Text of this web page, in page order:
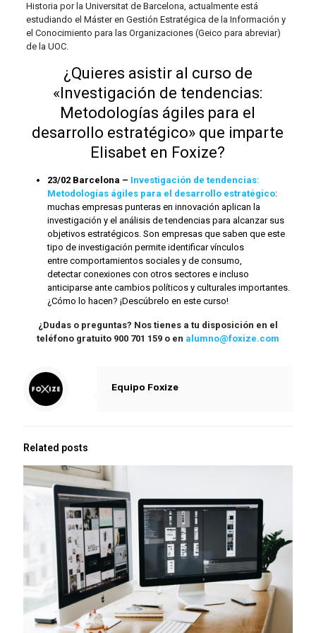
Historia por la Universitat de Barcelona, actualmente está
estudiando el Máster en Gestión Estratégica de la Información y
el Conocimiento para las Organizaciones (Geico para abreviar)
de la UOC.
¿Quieres asistir al curso de
«Investigación de tendencias:
Metodologías ágiles para el
desarrollo estratégico» que imparte
Elisabet en Foxize?
23/02 Barcelona – Investigación de tendencias:
Metodologías ágiles para el desarrollo estratégico:
muchas empresas punteras en innovación aplican la
investigación y el análisis de tendencias para alcanzar sus
objetivos estratégicos. Son empresas que saben que este
tipo de investigación permite identificar vínculos
entre comportamientos sociales y de consumo,
detectar conexiones con otros sectores e incluso
anticiparse ante cambios políticos y culturales importantes.
¿Cómo lo hacen? ¡Descúbrelo en este curso!
¿Dudas o preguntas? Nos tienes a tu disposición en el
teléfono gratuito 900 701 159 o en alumno@foxize.com
Equipo Foxize
Related posts